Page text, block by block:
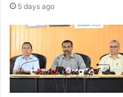
5 days ago